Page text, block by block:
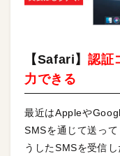
【Safari】認証
力できる
最近はAppleや
SMSを通じて送っ
うしたSMSを受信